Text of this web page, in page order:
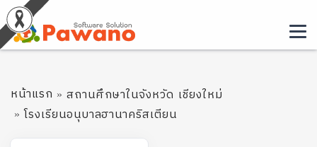
หน้าแรก
สถานศึกษาในจังหวัด เชียงใหม่
โรงเรียนอนุบาลฮานาคริสเตียน